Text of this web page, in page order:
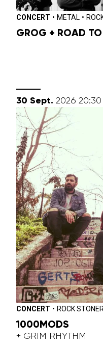
CONCERT • METAL •
GROG + ROAD
30 septembre
Sept. 2026 20:30
CONCERT • ROCK
1000MODS
+ GRIM RHYTHM